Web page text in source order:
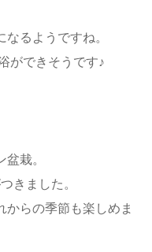
るようですね。
ができそうです♪
栽。
きました。
からの季節も楽しめま